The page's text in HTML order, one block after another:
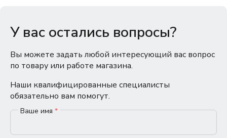
У вас остались вопросы?
Вы можете задать любой интересующий вас вопрос
по товару или работе магазина.
Наши квалифицированные специалисты
обязательно вам помогут.
Ваше имя *